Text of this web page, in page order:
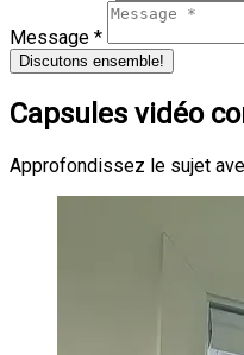
Message *
Discutons ensemble!
Capsules vidéo
Approfondissez le sujet